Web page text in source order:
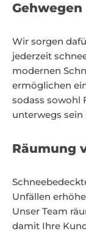
Gehwegen
Wir sorgen
jederzeit
modernen
ermöglichen
sodass sowohl
unterwegs sein
Räumung
Unfällen
Unser Team
damit Ihre